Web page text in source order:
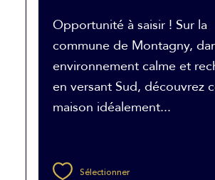
Opportunité à saisir ! Sur la
commune de Montagny,
environnement calme et
en versant Sud, découvrez
maison idéalement...
Sélectionner